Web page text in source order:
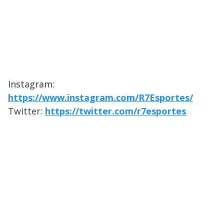
Instagram:
https://www.instagram.com/R7Esportes/
Twitter: https://twitter.com/r7esportes